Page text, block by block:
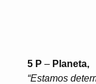
5 P – Planeta,
“Estamos